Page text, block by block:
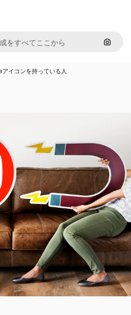
画像で
アイコンを持っている人